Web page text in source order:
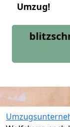
Umzug!